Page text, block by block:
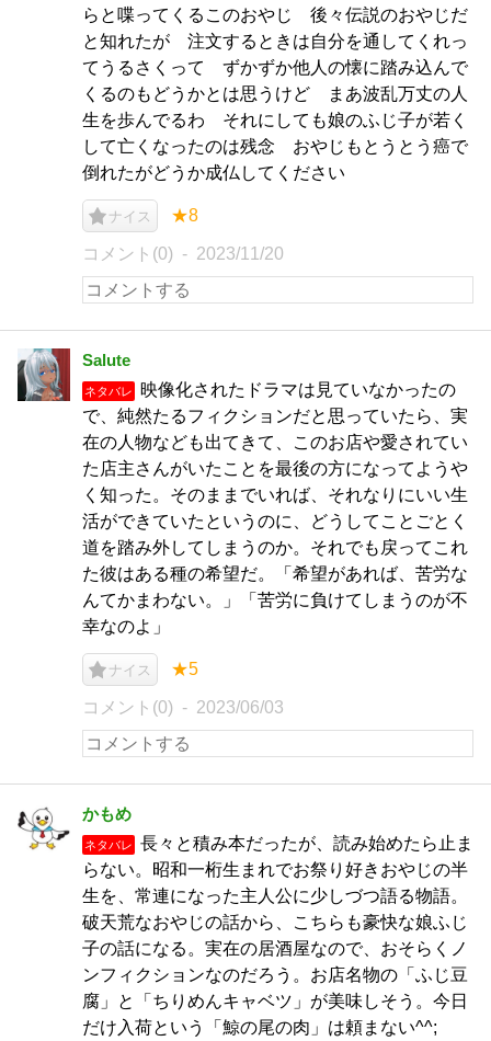
らと喋ってくるこのおやじ 後々伝説のおやじだ
と知れたが 注文するときは自分を通してくれっ
てうるさくって ずかずか他人の懐に踏み込んで
くるのもどうかとは思うけど まあ波乱万丈の人
生を歩んでるわ それにしても娘のふじ子が若く
して亡くなったのは残念 おやじもとうとう癌で
倒れたがどうか成仏してください
ナイス ★8
コメント(0) 2023/11/20
Salute
ネタバレ
映像化されたドラマは見ていなかったの
で、純然たるフィクションだと思っていたら、実
在の人物なども出てきて、このお店や愛されてい
た店主さんがいたことを最後の方になってようや
く知った。そのままでいれば、それなりにいい生
活ができていたというのに、どうしてことごとく
道を踏み外してしまうのか。それでも戻ってこれ
た彼はある種の希望だ。「希望があれば、苦労な
んてかまわない。」「苦労に負けてしまうのが不
幸なのよ」
ナイス ★5
コメント(0) 2023/06/03
かもめ
ネタバレ
長々と積み本だったが、読み始めたら止ま
らない。昭和一桁生まれでお祭り好きおやじの半
生を、常連になった主人公に少しづつ語る物語。
破天荒なおやじの話から、こちらも豪快な娘ふじ
子の話になる。実在の居酒屋なので、おそらくノ
ンフィクションなのだろう。お店名物の「ふじ豆
腐」と「ちりめんキャベツ」が美味しそう。今日
だけ入荷という「鯨の尾の肉」は頼まない^^;